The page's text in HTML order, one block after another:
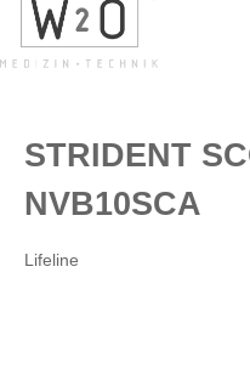
springen
STRIDENT
NVB10SCA
Lifeline